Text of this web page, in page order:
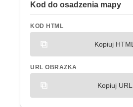
Kod do osadzenia mapy
KOD HTML
Kopiuj HTML
URL OBRAZKA
Kopiuj URL